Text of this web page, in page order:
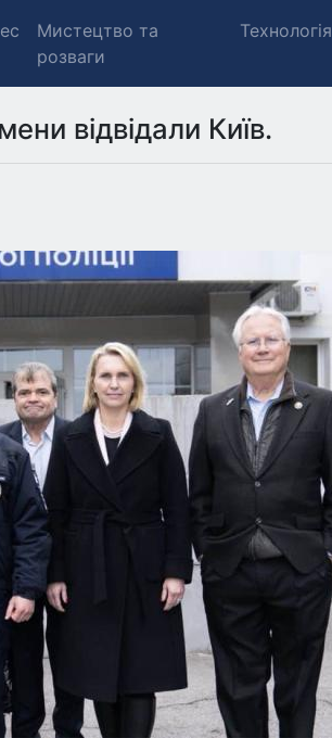
Мистецтво та
розваги
Технологія
відвідали Київ.